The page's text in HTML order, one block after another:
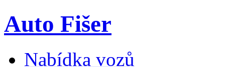
Auto Fišer
Nabídka vozů